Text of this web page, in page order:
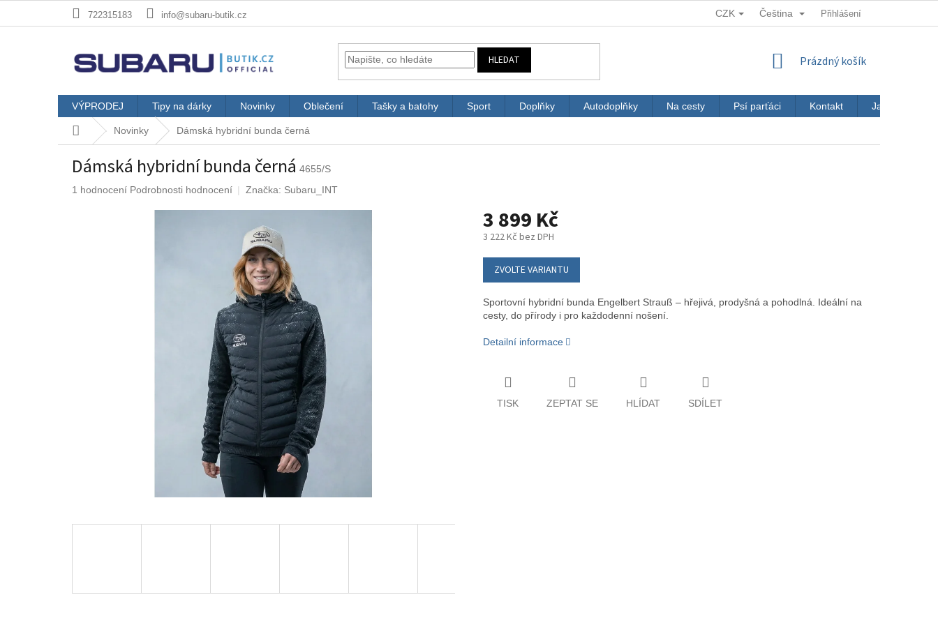
722315183 info@subaru-butik.cz CZK Čeština Přihlášení
HLEDAT
NÁKUPNÍ
Prázdný košík
VÝPRODEJ Tipy na dárky Novinky Oblečení Tašky a batohy Sport Doplňky Autodoplňky Na cesty Psí parťáci Kontakt Jak nakupovat
Domů Novinky Dámská hybridní bunda černá
Dámská hybridní bunda černá 4655/S
Průměrné
1 hodnocení Podrobnosti hodnocení Značka: Subaru_INT
3 899 Kč
3 222 Kč bez DPH
Měrná
cena:
ZVOLTE VARIANTU
Sportovní hybridní bunda Engelbert Strauß – hřejivá, prodyšná a pohodlná. Ideální na
cesty, do přírody i pro každodenní nošení.
Detailní informace
TISK ZEPTAT SE HLÍDAT SDÍLET